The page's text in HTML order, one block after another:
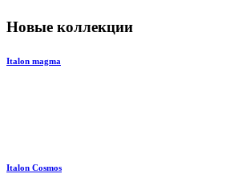
Новые коллекции
Italon magma
Italon Cosmos